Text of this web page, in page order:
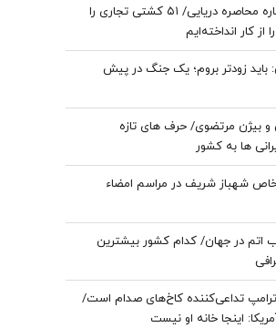
ادعاهای جدید سنتکام درباره محاصره دریایی/ ۵۱ کشتی تجاری را
کار انداخته‌ایم
باید زودتر بروم؛ یک جنگ در پیش
و بیژن مرتضوی/ حرف های تازه
ها به کشور
خاص شهباز شریف در مراسم امضاء
بمب اتم در جهان/ کدام کشور بیشترین
تداعی‌کننده کاخ‌های صدام است/
اینجا خانه او نیست